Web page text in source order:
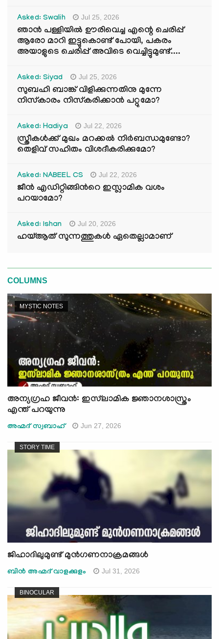
Asked: Swalih Jul 25, 2026
ഞാൻ പള്ളിയിൽ ഊരിവെച്ച എന്റെ ചെരിപ്പ്
ആരോ മാറി ഇട്ടുകൊണ്ട് പോയി, പകരം
അയാളുടെ ചെരിപ്പ് അവിടെ വെച്ചിട്ടുമുണ്ട്....
Asked: Siyad Jul 25, 2026
സുബഹി ബാങ്ക് വിളിക്കുന്നതിനു മുന്നേ
നിസ്കാരം നിസ്കരിക്കാൻ പറ്റുമോ?
Asked: Hadiya Jul 22, 2026
സ്ത്രീകൾക്ക് മുഖം മറക്കൽ നിർബന്ധമുണ്ടോ?
തെളിവ് സഹിതം വിശദീകരിക്കുമോ?
Asked: NABEEL CS Jul 22, 2026
ജീൻ എഡിറ്റിങ്ങിന്‍റെ ഇസ്ലാമിക വശം
പറയാമോ?
Asked: Ishan Jul 20, 2026
ഹയ്ആത് സുന്നത്തുകൾ ഏതെല്ലാമാണ്
COLUMNS
MYSTIC NOTES
അന്യഗ്രഹ ജീവൻ: ഇസ്‌ലാമിക ജ്ഞാനശാസ്ത്രം
എന്ത് പറയുന്നു
അഹ്മദ് സ്വബാഹ് Jun 27, 2026
STORY TIME
ജിഹാദിലുമുണ്ട് മുന്‍ഗണനാക്രമങ്ങള്‍
ബിന്‍ അഹ്മദ് വാളക്കുളം Jul 31, 2026
BINOCULAR